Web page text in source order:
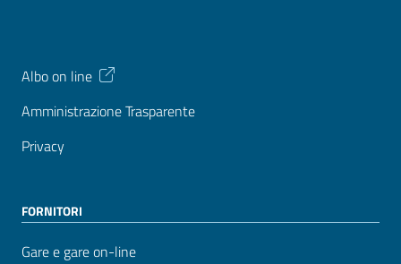
Albo on line
Amministrazione Trasparente
Privacy
FORNITORI
Gare e gare on-line